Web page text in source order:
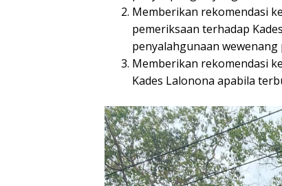
Memberikan rekomendasi
pemeriksaan terhadap
penyalahgunaan wewenang
Memberikan rekomendasi
Kades Lalonona apabila